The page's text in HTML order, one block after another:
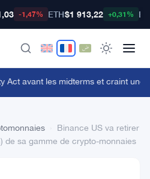
-1,47% ETH$1 913,22 +0,31%
avant les midterms et craint une
Binance US va retirer
de sa gamme de crypto-monnaies